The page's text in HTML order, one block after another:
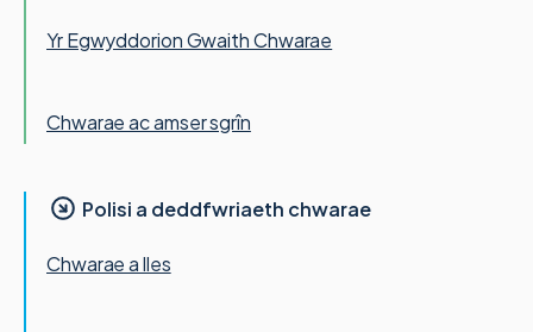
Yr Egwyddorion Gwaith Chwarae
Chwarae ac amser sgrîn
Polisi a deddfwriaeth chwarae
Chwarae a lles